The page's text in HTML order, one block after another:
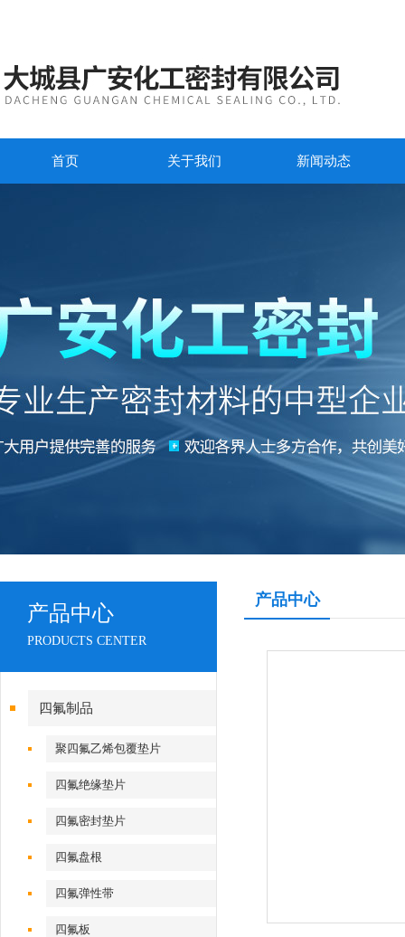
首页 关于我们 新闻动态
产品中心
PRODUCTS CENTER
四氟制品
聚四氟乙烯包覆垫片
四氟绝缘垫片
四氟密封垫片
四氟盘根
四氟弹性带
四氟板
产品中心